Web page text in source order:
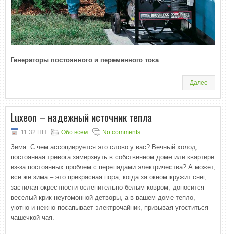
Генераторы постоянного и переменного тока
Далее
Luxeon – надежный источник тепла
11:32 ПП Обо всем No comments
Зима. С чем ассоциируется это слово у вас? Вечный холод,
постоянная тревога замерзнуть в собственном доме или квартире
из-за постоянных проблем с перепадами электричества? А может,
все же зима – это прекрасная пора, когда за окном кружит снег,
застилая окрестности ослепительно-белым ковром, доносится
веселый крик неугомонной детворы, а в вашем доме тепло,
уютно и нежно посапывает электрочайник, призывая угоститься
чашечкой чая.